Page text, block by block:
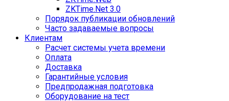
ZKTime.Net 3.0
Порядок публикации обновлений
Часто задаваемые вопросы
Клиентам
Расчет системы учета времени
Оплата
Доставка
Гарантийные условия
Предпродажная подготовка
Оборудование на тест